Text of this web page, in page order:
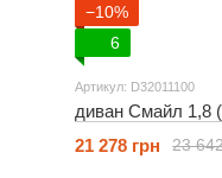
−10%
6
Артикул: D32011100
диван Смайл 1,8
23
21 278 грн